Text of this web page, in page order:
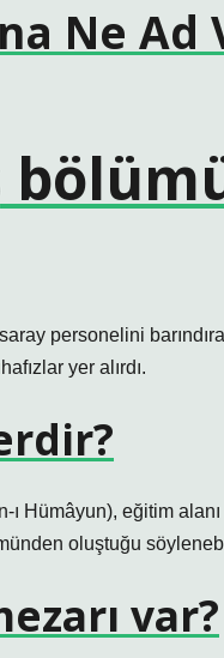
Ne
personelini
yer alırdı.
ı Hümâyun), eğitim
oluştuğu
var?